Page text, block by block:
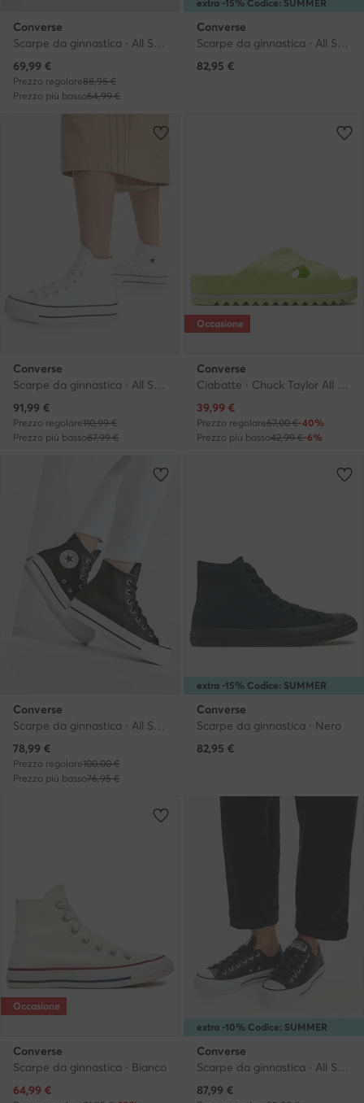
Converse
Scarpe da ginnastica · All Star · Bianco
Prezzo attuale
69,99 €
Prezzo regolare88,95 €
Prezzo più basso64,99 €
extra -15% Codice: SUMMER
Converse
Scarpe da ginnastica · All Star · Rosso
82,95 €
Converse
Scarpe da ginnastica · All Star · Bianco
Prezzo attuale
91,99 €
Prezzo regolare110,99 €
Prezzo più basso87,99 €
Occasione
Converse
Ciabatte · Chuck Taylor All Star Lounge Sandal Lite Cx A07583C · Giallo
Prezzo attuale
39,99 €
Prezzo regolare67,00 €-40%
Prezzo più basso42,99 €-6%
Converse
Scarpe da ginnastica · All Star · Nero
Prezzo attuale
78,99 €
Prezzo regolare100,00 €
Prezzo più basso76,95 €
extra -15% Codice: SUMMER
Converse
Scarpe da ginnastica · Nero
82,95 €
Occasione
Converse
Scarpe da ginnastica · Bianco
Prezzo attuale
64,99 €
extra -10% Codice: SUMMER
Converse
Scarpe da ginnastica · All Star · Nero
Prezzo attuale
87,99 €